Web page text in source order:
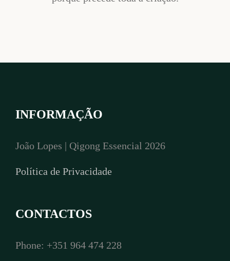
INFORMAÇÃO
João Lopes | Qigong Essencial 2026
Política de Privacidade
CONTACTOS
Phone: +351 964 474 228